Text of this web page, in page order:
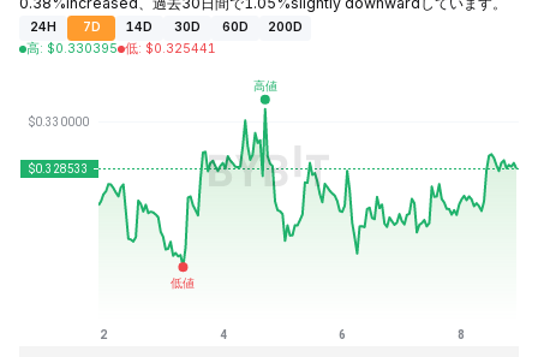
24H 7D 14D 30D 60D
200D
高: $0.330395 低: $0.325441
最終更新日時：2026-08-08、22:20 GMT+0
$0.431288 $0.001804